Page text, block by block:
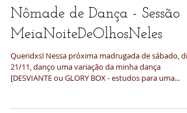
DESVIANTE na VIII Mostra
Nômade de Dança - Sessão
MeiaNoiteDeOlhosNeles
Queridxs! Nessa próxima madrugada de sábado, dia
[DESVIANTE ou GLORY BOX - estudos para uma...